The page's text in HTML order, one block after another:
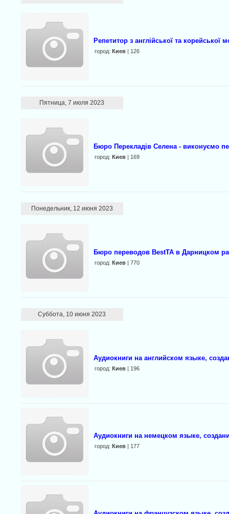
Репетитор з англійської та корейської
город: Киев| 126
Пятница, 7 июля 2023
Бюро Перекладів Селена - виконуємо
город: Киев| 169
Понедельник, 12 июня 2023
Бюро переводов BestTA в Дарницком
город: Киев| 770
Суббота, 10 июня 2023
Аудиокниги на английском языке,
город: Киев| 196
Аудиокниги на немецком языке,
город: Киев| 177